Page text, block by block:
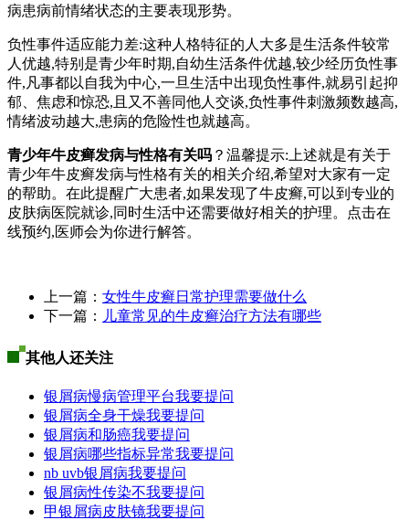
病患病前情绪状态的主要表现形势。
负性事件适应能力差:这种人格特征的人大多是生活条件较常
人优越,特别是青少年时期,自幼生活条件优越,较少经历负性事
件,凡事都以自我为中心,一旦生活中出现负性事件,就易引起抑
郁、焦虑和惊恐,且又不善同他人交谈,负性事件刺激频数越高,
情绪波动越大,患病的危险性也就越高。
青少年牛皮癣发病与性格有关吗 ？温馨提示:上述就是有关于
青少年牛皮癣发病与性格有关的相关介绍,希望对大家有一定
的帮助。在此提醒广大患者,如果发现了牛皮癣,可以到专业的
皮肤病医院就诊,同时生活中还需要做好相关的护理。点击在
线预约,医师会为你进行解答。
上一篇： 女性牛皮癣日常护理需要做什么
下一篇：
儿童常见的牛皮癣治疗方法有哪些
其他人还关注
银屑病慢病管理平台我要提问
银屑病全身干燥我要提问
银屑病和肠癌我要提问
银屑病哪些指标异常我要提问
nb uvb银屑病我要提问
银屑病性传染不我要提问
甲银屑病皮肤镜我要提问